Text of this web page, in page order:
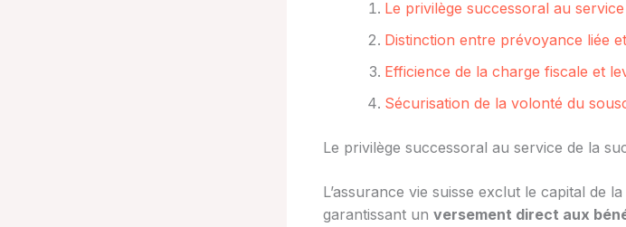
Le privilège successoral au
Distinction entre prévoyance liée
Efficience de la charge fiscale et
Sécurisation de la volonté du
Le privilège successoral au service de la
L’assurance vie suisse exclut le capital de
garantissant un versement direct aux